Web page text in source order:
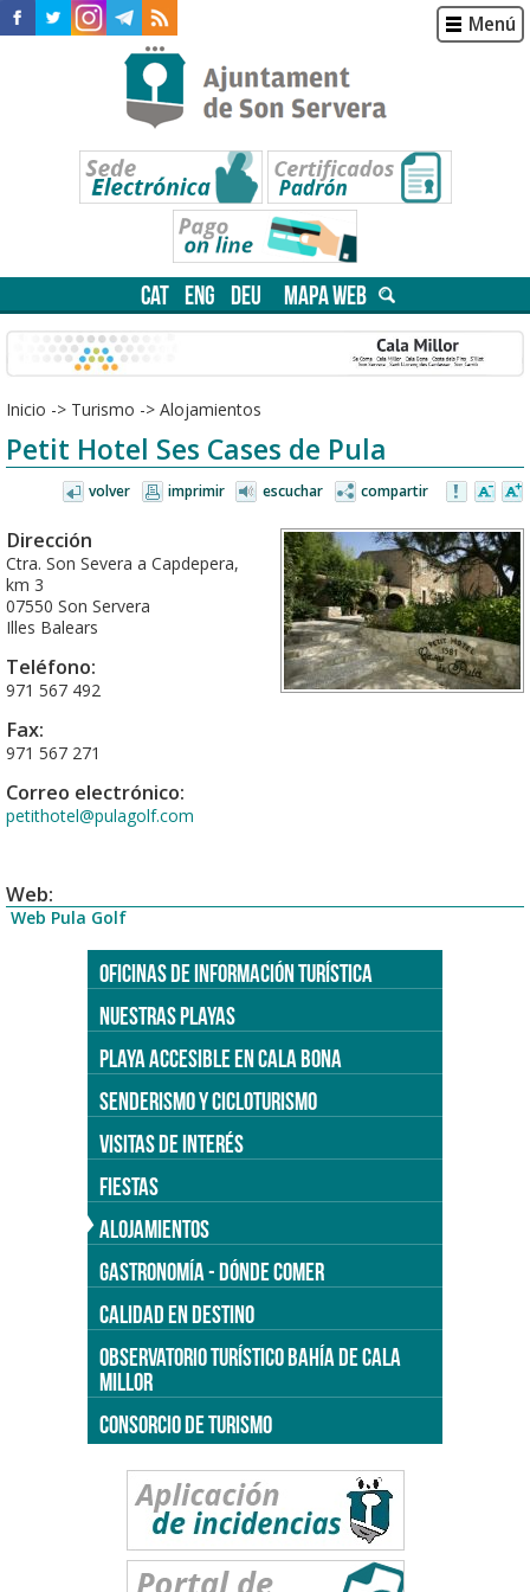
Menú
CAT ENG DEU MAPA WEB
Inicio -> Turismo -> Alojamientos
Petit Hotel Ses Cases de Pula
volver imprimir escuchar compartir
Dirección
Ctra. Son Severa a Capdepera,
km 3
07550 Son Servera
Illes Balears
Teléfono:
971 567 492
Fax:
971 567 271
Correo electrónico:
petithotel@pulagolf.com
Web:
Web Pula Golf
OFICINAS DE INFORMACIÓN TURÍSTICA
NUESTRAS PLAYAS
PLAYA ACCESIBLE EN CALA BONA
SENDERISMO Y CICLOTURISMO
VISITAS DE INTERÉS
FIESTAS
ALOJAMIENTOS
GASTRONOMÍA - DÓNDE COMER
CALIDAD EN DESTINO
OBSERVATORIO TURÍSTICO BAHÍA DE CALA
MILLOR
CONSORCIO DE TURISMO